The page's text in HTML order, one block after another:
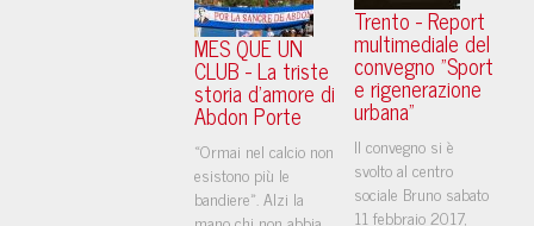
MES QUE UN
CLUB - La triste
storia d'amore di
Abdon Porte
«Ormai nel calcio non
esistono più le
bandiere». Alzi la
Trento - Report
multimediale del
convegno "Sport
e rigenerazione
urbana"
Il convegno si è
svolto al centro
sociale Bruno sabato
11 febbraio 2017,